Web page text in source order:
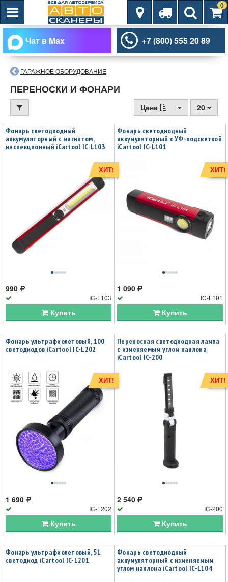
0
Чат в Max +7 (800) 555 20 89
ГАРАЖНОЕ ОБОРУДОВАНИЕ
ПЕРЕНОСКИ И ФОНАРИ
Цене 20
Фонарь светодиодный
аккумуляторный с магнитом,
инспекционный iCartool IC-L103
990
IC-L103
Купить
ХИТ!
Фонарь светодиодный
аккумуляторный с УФ-подсветкой
iCartool IC-L101
1 090
IC-L101
Купить
ХИТ!
Фонарь ультрафиолетовый, 100
светодиодов iCartool IC-L202
1 690
IC-L202
Купить
ХИТ!
Переносная светодиодная лампа
с изменяемым углом наклона
iCartool IC-200
2 540
IC-200
Купить
ХИТ!
Фонарь ультрафиолетовый, 51
светодиод iCartool IC-L201
Фонарь светодиодный
аккумуляторный с изменяемым
углом наклона iCartool IC-L104